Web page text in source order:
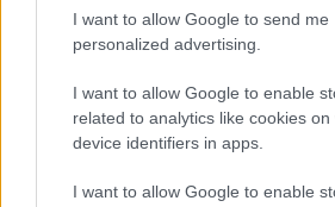
I want to allow Google to send me
personalized advertising.
I want to allow Google to enable
related to analytics like cookies on
device identifiers in apps.
I want to allow Google to enable
market trends for the banking
delle banche vogliono fare
aziende dell’area fintech.
Dal canto loro, le banche, e
grandi dimensioni, sono anche